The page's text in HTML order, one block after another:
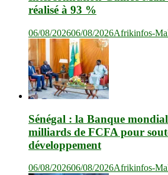
réalisé à 93 %
06/08/202606/08/2026Afrikinfos-
Sénégal : la Banque
milliards de FCFA pour
développement
06/08/202606/08/2026Afrikinfos-